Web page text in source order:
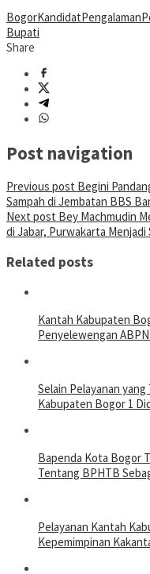
BogorKandidatPengalaman
Bupati
Share
Post navigation
Previous post Begini
Sampah di Jembatan BBS
Next post Bey Machmudin
di Jabar, Purwakarta
Related posts
Kantah Kabupaten
Penyelewengan
Selain Pelayanan
Kabupaten Bogor 1
Bapenda Kota Bogor
Tentang BPHTB
Pelayanan Kantah
Kepemimpinan